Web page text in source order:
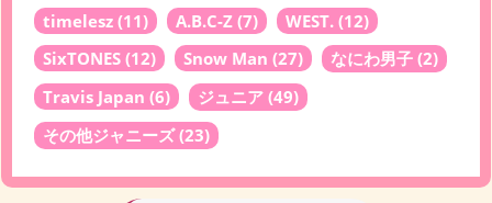
timelesz (11) A.B.C-Z (7) WEST. (12)
SixTONES (12) Snow Man (27) なにわ男子 (2)
Travis Japan (6) ジュニア (49)
その他ジャニーズ(23)